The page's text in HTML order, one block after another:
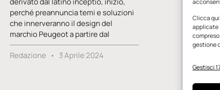
Clicca
applicate
gestione
Gestisci
perché preannuncia temi e soluzioni
che innerveranno il design del
marchio Peugeot a partire dal
Redazione 3 Aprile 2024